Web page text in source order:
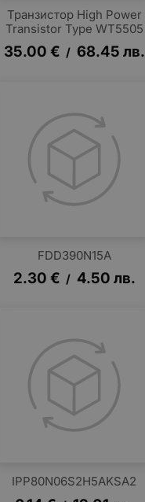
Транзистор High Power
Transistor Type WT5505
35.00 € / 68.45 лв.
FDD390N15A
2.30 € / 4.50 лв.
IPP80N06S2H5AKSA2